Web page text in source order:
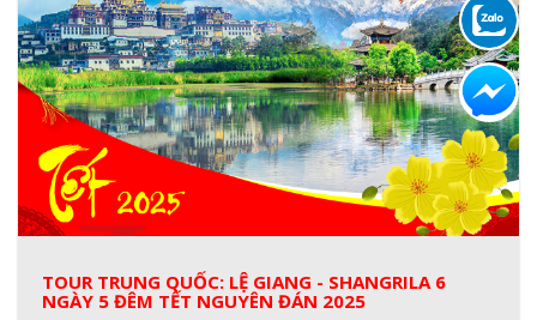
TOUR TRUNG QUỐC: LỆ GIANG - SHANGRILA 6
NGÀY 5 ĐÊM TẾT NGUYÊN ĐÁN 2025